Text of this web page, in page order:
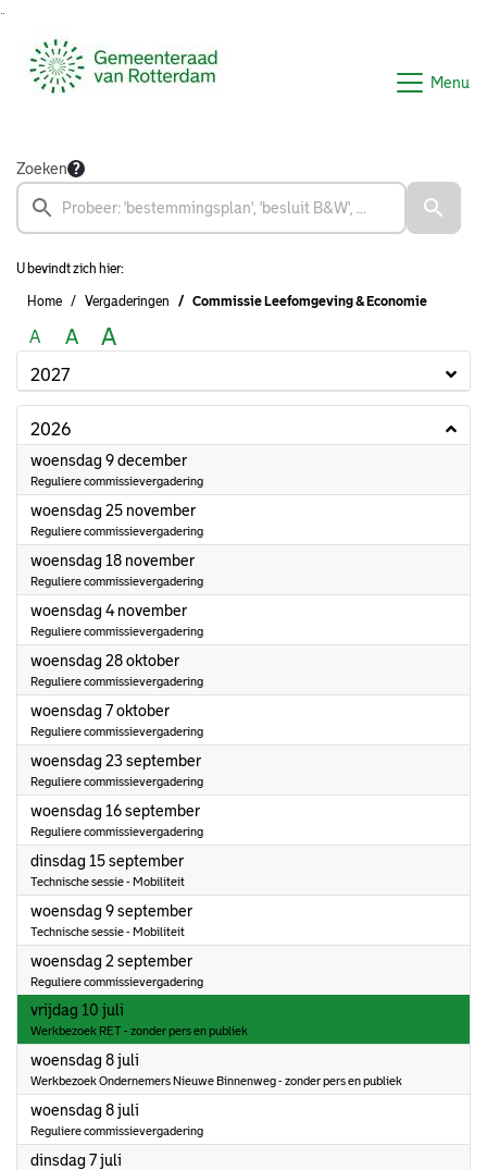
Menu
Zoeken
U bevindt zich hier:
Home Vergaderingen Commissie Leefomgeving & Economie
A A A
2027
2026
woensdag 9 december2026
Reguliere commissievergadering
woensdag 25 november2026
Reguliere commissievergadering
woensdag 18 november2026
Reguliere commissievergadering
woensdag 4 november2026
Reguliere commissievergadering
woensdag 28 oktober2026
Reguliere commissievergadering
woensdag 7 oktober2026
Reguliere commissievergadering
woensdag 23 september2026
Reguliere commissievergadering
woensdag 16 september2026
Reguliere commissievergadering
dinsdag 15 september2026
Technische sessie - Mobiliteit
woensdag 9 september2026
Technische sessie - Mobiliteit
woensdag 2 september2026
Reguliere commissievergadering
vrijdag 10 juli
Werkbezoek RET - zonder pers en publiek
woensdag 8 juli
Werkbezoek Ondernemers Nieuwe Binnenweg - zonder pers en publiek
woensdag 8 juli
Reguliere commissievergadering
dinsdag 7 juli